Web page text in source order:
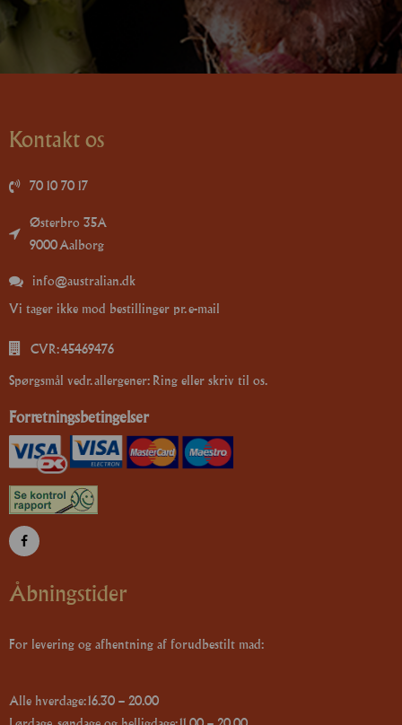
Kontakt os
70 10 70 17
Østerbro 35A
9000 Aalborg
info@australian.dk
Vi tager ikke mod bestillinger pr. e-mail
CVR: 45469476
Spørgsmål vedr. allergener: Ring eller skriv til os.
Forretningsbetingelser
Åbningstider
For levering og afhentning af forudbestilt mad:
Alle hverdage: 16.30 – 20.00